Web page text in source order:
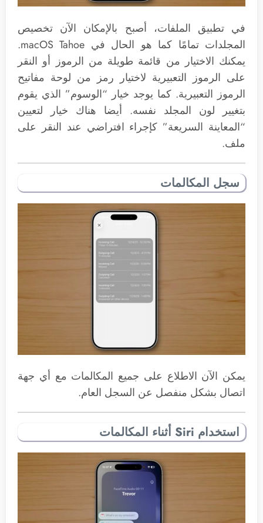
في تطبيق الملفات، أصبح بالإمكان الآن تخصيص
المجلدات تمامًا كما هو الحال في macOS Tahoe.
يمكنك الاختيار من قائمة طويلة من الرموز أو النقر
على الرموز التعبيرية لاختيار رمز من لوحة مفاتيح
الرموز التعبيرية. كما يوجد خيار “الوسوم” الذي يقوم
بتغيير لون المجلد نفسه. أيضا هناك خيار لتعيين
“المعاينة السريعة” كإجراء افتراضي عند النقر على
ملف.
سجل المكالمات
يمكن الآن الاطلاع على جميع المكالمات مع أي جهة
اتصال بشكل منفصل عن السجل العام.
استخدام Siri أثناء المكالمات